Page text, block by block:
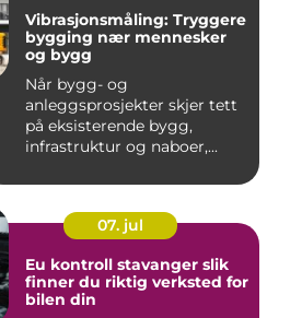
Vibrasjonsmåling: Tryggere
bygging nær mennesker
og bygg
Når bygg- og
anleggsprosjekter skjer tett
på eksisterende bygg,
infrastruktur og naboer,...
07. jul
Eu kontroll stavanger slik
finner du riktig verksted for
bilen din